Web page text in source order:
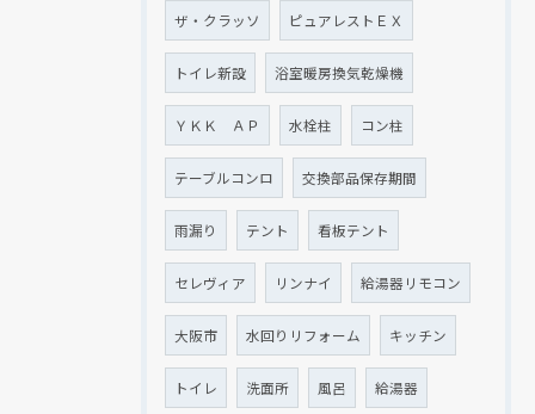
ザ・クラッソ ピュアレストＥＸ
トイレ新設 浴室暖房換気乾燥機
ＹＫＫ ＡＰ 水栓柱 コン柱
テーブルコンロ 交換部品保存期間
雨漏り テント 看板テント
セレヴィア リンナイ 給湯器リモコン
大阪市 水回りリフォーム キッチン
トイレ 洗面所 風呂 給湯器